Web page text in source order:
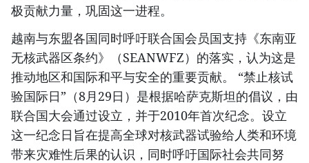
极贡献力量，巩固这一进程。
越南与东盟各国同时呼吁联合国会员国支持《东南亚
无核武器区条约》（SEANWFZ）的落实，认为这是
推动地区和国际和平与安全的重要贡献。 “禁止核试
验国际日”（8月29日）是根据哈萨克斯坦的倡议，由
联合国大会通过设立，并于2010年首次纪念。设立
这一纪念日旨在提高全球对核武器试验给人类和环境
带来灾难性后果的认识，同时呼吁国际社会共同努